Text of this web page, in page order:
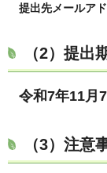
提出先メールアド
（2）提出
令和7年11月
（3）注意